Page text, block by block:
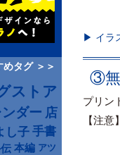
めタグ ＞＞
ストア
ダー 店
し子 手書
本編 アツ
▶ イラ
③無
プリン
【注